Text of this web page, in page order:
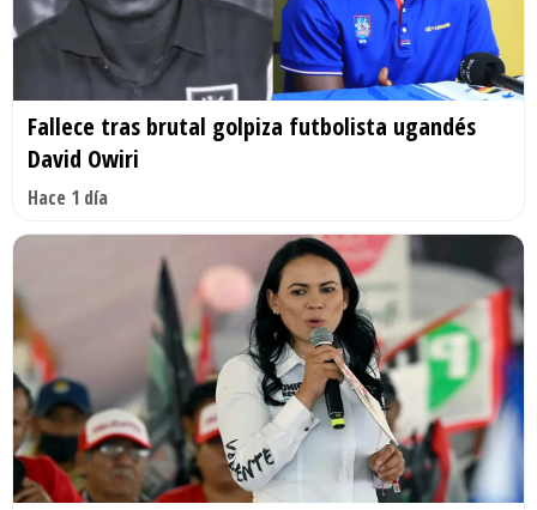
Fallece tras brutal golpiza futbolista ugandés
David Owiri
Hace 1 día